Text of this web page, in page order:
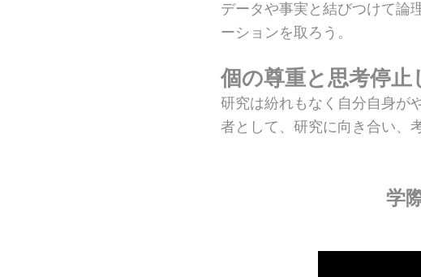
データや事実と結びつけて論
ーションを取ろう。
個の尊重と思考停止
研究は紛れもなく自分自身が
者として、研究に向き合い、
学